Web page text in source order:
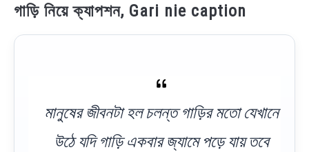
গাড়ি নিয়ে ক্যাপশন, Gari nie caption
মানুষের জীবনটা হল চলন্ত গাড়ির মতো যেখানে
উঠে যদি গাড়ি একবার জ্যামে পড়ে যায় তবে